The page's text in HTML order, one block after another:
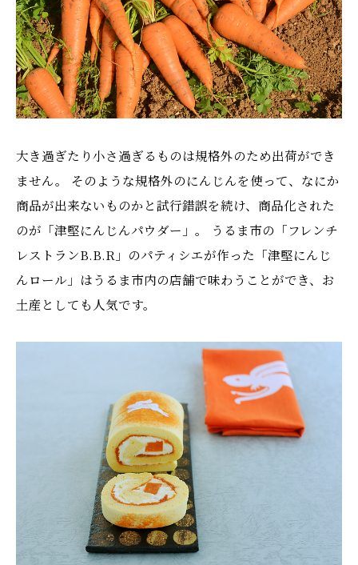
大き過ぎたり小さ過ぎるものは規格外のため出荷ができ
ません。 そのような規格外のにんじんを使って、なにか
商品が出来ないものかと試行錯誤を続け、商品化された
のが「津堅にんじんパウダー」。 うるま市の「フレンチ
レストランB.B.R」のパティシエが作った「津堅にんじ
んロール」はうるま市内の店舗で味わうことができ、お
土産としても人気です。